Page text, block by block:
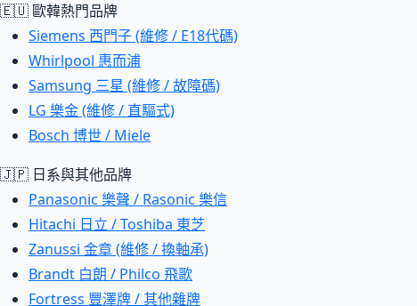
🇪🇺 歐韓熱門品牌
Siemens 西門子 (維修 / E18代碼)
Whirlpool 惠而浦
Samsung 三星 (維修 / 故障碼)
LG 樂金 (維修 / 直驅式)
Bosch 博世 / Miele
🇯🇵 日系與其他品牌
Panasonic 樂聲 / Rasonic 樂信
Hitachi 日立 / Toshiba 東芝
Zanussi 金章 (維修 / 換軸承)
Brandt 白朗 / Philco 飛歌
Fortress 豐澤牌 / 其他雜牌